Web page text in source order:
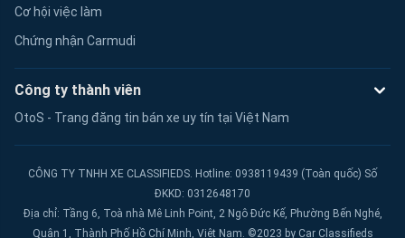
Cơ hội việc làm
Chứng nhận Carmudi
Công ty thành viên
OtoS - Trang đăng tin bán xe uy tín tại Việt Nam
CÔNG TY TNHH XE CLASSIFIEDS. Hotline: 0938119439 (Toàn quốc) Số
ĐKKD: 0312648170
Địa chỉ: Tầng 6, Toà nhà Mê Linh Point, 2 Ngô Đức Kế, Phường Bến Nghé,
Quận 1, Thành Phố Hồ Chí Minh, Việt Nam. ©2023 by Car Classifieds